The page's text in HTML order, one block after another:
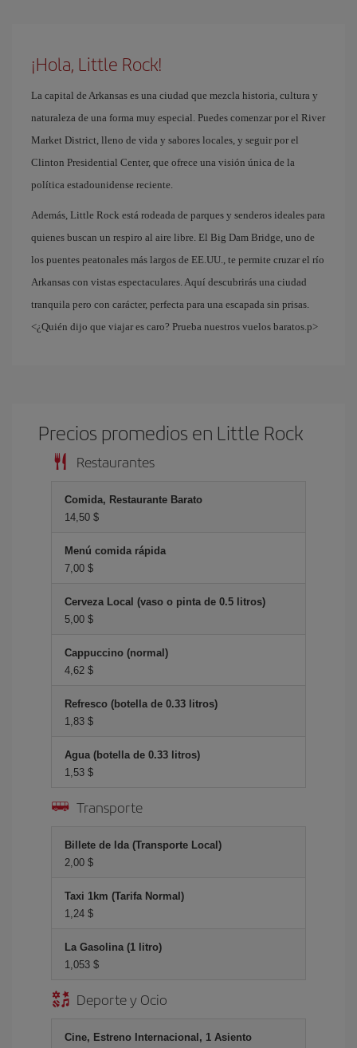
¡Hola, Little Rock!
La capital de Arkansas es una ciudad que mezcla historia, cultura y
naturaleza de una forma muy especial. Puedes comenzar por el River
Market District, lleno de vida y sabores locales, y seguir por el
Clinton Presidential Center, que ofrece una visión única de la
política estadounidense reciente.
Además, Little Rock está rodeada de parques y senderos ideales para
quienes buscan un respiro al aire libre. El Big Dam Bridge, uno de
los puentes peatonales más largos de EE.UU., te permite cruzar el río
Arkansas con vistas espectaculares. Aquí descubrirás una ciudad
tranquila pero con carácter, perfecta para una escapada sin prisas.
<¿Quién dijo que viajar es caro? Prueba nuestros vuelos baratos.p>
Precios promedios en Little Rock
Restaurantes
Comida, Restaurante Barato
14,50 $
Menú comida rápida
7,00 $
Cerveza Local (vaso o pinta de 0.5 litros)
5,00 $
Cappuccino (normal)
4,62 $
Refresco (botella de 0.33 litros)
1,83 $
Agua (botella de 0.33 litros)
1,53 $
Transporte
Billete de Ida (Transporte Local)
2,00 $
Taxi 1km (Tarifa Normal)
1,24 $
La Gasolina (1 litro)
1,053 $
Deporte y Ocio
Cine, Estreno Internacional, 1 Asiento